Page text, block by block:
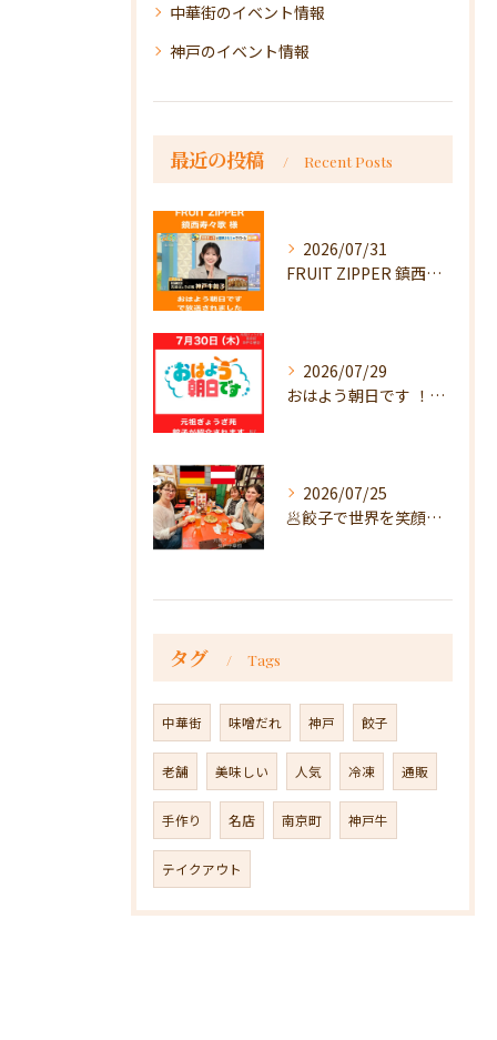
中華街のイベント情報
神戸のイベント情報
最近の投稿 Recent Posts
2026/07/31
FRUIT ZIPPER 鎮西寿々歌様が！
2026/07/29
おはよう朝日です ！で放送
2026/07/25
🥟餃子で世界を笑顔に🥟
タグ Tags
中華街 味噌だれ 神戸 餃子
老舗 美味しい 人気 冷凍 通販
手作り 名店 南京町 神戸牛
テイクアウト